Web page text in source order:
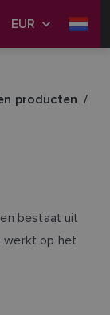
EUR
producten
bestaat uit
werkt op het